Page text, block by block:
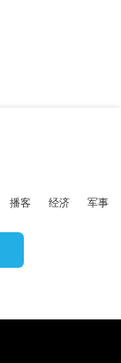
播客 经济 军事